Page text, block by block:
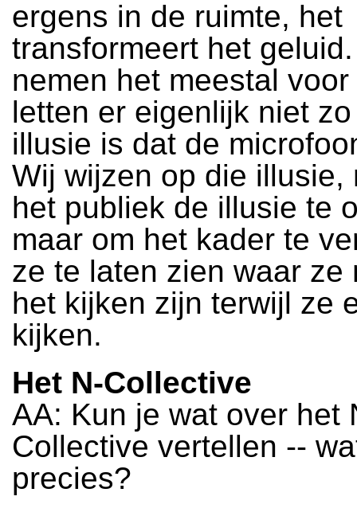
ergens in de ruimte, het
transformeert het
nemen het meestal
letten er eigenlijk niet
illusie is dat de
Wij wijzen op die illusie,
het publiek de illusie te
maar om het kader te
ze te laten zien waar ze
het kijken zijn terwijl ze
kijken.
Het N-Collective
AA: Kun je wat over het
Collective vertellen --
precies?